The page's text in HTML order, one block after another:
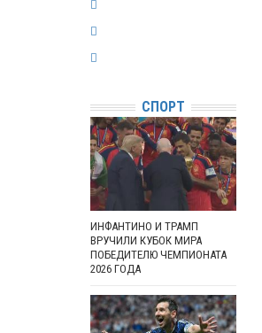
СПОРТ
ИНФАНТИНО И ТРАМП
ВРУЧИЛИ КУБОК МИРА
ПОБЕДИТЕЛЮ ЧЕМПИОНАТА
2026 ГОДА